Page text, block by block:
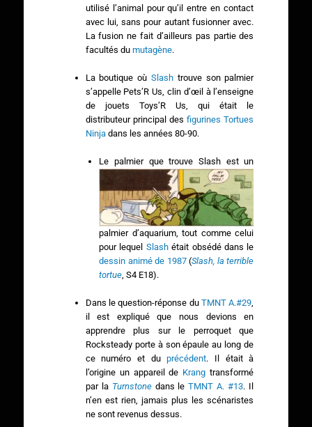
utilisé l’animal pour qu’il entre en contact
avec lui, sans pour autant fusionner avec.
La fusion ne fait d’ailleurs pas partie des
facultés du mutagène.
La boutique où Slash trouve son palmier
s’appelle Pets’R Us, clin d’œil à l’enseigne
de jouets Toys’R Us, qui était le
distributeur principal desfigurines Tortues
Ninjadans les années 80-90.
Le palmier que trouve Slash est un
palmier d’aquarium, tout comme celui
pour lequel Slashétait obsédé dans le
dessin animé de 1987(Slash, la terrible
tortue, S4 E18).
Dans le question-réponse duTMNT A.#29,
il est expliqué que nous devions en
apprendre plus sur le perroquet que
Rocksteady porte à son épaule au long de
ce numéro et duprécédent. Il était à
l’origine un appareil de Krang transformé
par la Turnstonedans leTMNT A. #13. Il
n’en est rien, jamais plus les scénaristes
ne sont revenus dessus.